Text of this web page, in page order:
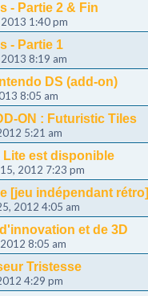
- Partie 2 & Fin
2013 1:40 pm
- Partie 1
2013 8:19 am
DS (add-on)
8:05 am
ON : Futuristic Tiles
5:21 am
Lite est disponible
15, 2012 7:23 pm
[jeu indépendant rétro]
2012 4:05 am
et de 3D
8:05 am
Tristesse
4:29 pm